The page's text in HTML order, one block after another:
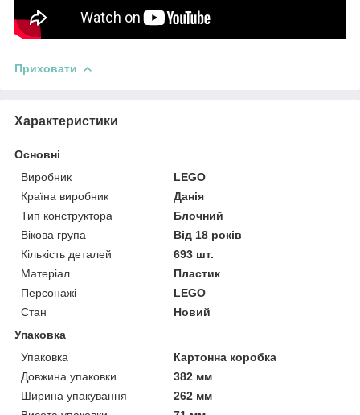
Приховати
Характеристики
Основні
Виробник
LEGO
Країна виробник
Данія
Тип конструктора
Блочний
Вікова група
Від 18 років
Кількість деталей
693 шт.
Матеріал
Пластик
Персонажі
LEGO
Стан
Новий
Упаковка
Упаковка
Картонна коробка
Довжина упаковки
382 мм
Ширина упакування
262 мм